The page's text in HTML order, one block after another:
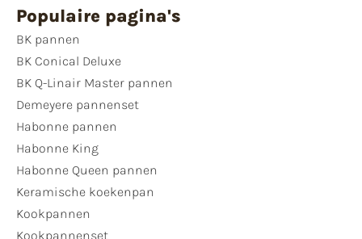
Populaire pagina's
BK pannen
BK Conical Deluxe
BK Q-Linair Master pannen
Demeyere pannenset
Habonne pannen
Habonne King
Habonne Queen pannen
Keramische koekenpan
Kookpannen
Kookpannenset